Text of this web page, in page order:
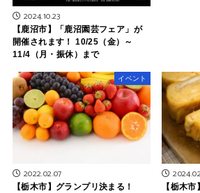
2024.10.23
【鹿沼市】「鹿沼園芸フェア」が
開催されます！ 10/25（金）～
11/4（月・振休）まで
イベント
2022.02.07
【栃木市】グランプリ決まる！
【栃木